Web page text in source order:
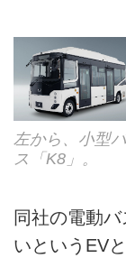
左から、小型
ス「K8」。
同社の電動
いというEV